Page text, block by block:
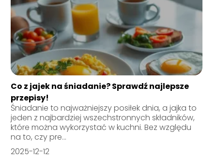
Co z jajek na śniadanie? Sprawdź najlepsze
przepisy!
Śniadanie to najważniejszy posiłek dnia, a jajka to
jeden z najbardziej wszechstronnych składników,
które można wykorzystać w kuchni. Bez względu
na to, czy pre...
2025-12-12